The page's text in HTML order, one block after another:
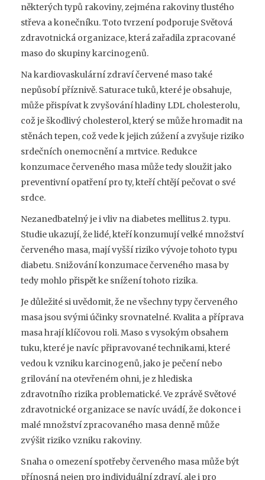
některých typů rakoviny, zejména rakoviny tlustého
střeva a konečníku. Toto tvrzení podporuje Světová
zdravotnická organizace, která zařadila zpracované
maso do skupiny karcinogenů.
Na kardiovaskulární zdraví červené maso také
nepůsobí příznivě. Saturace tuků, které je obsahuje,
může přispívat k zvyšování hladiny LDL cholesterolu,
což je škodlivý cholesterol, který se může hromadit na
stěnách tepen, což vede k jejich zúžení a zvyšuje riziko
srdečních onemocnění a mrtvice. Redukce
konzumace červeného masa může tedy sloužit jako
preventivní opatření pro ty, kteří chtějí pečovat o své
srdce.
Nezanedbatelný je i vliv na diabetes mellitus 2. typu.
Studie ukazují, že lidé, kteří konzumují velké množství
červeného masa, mají vyšší riziko vývoje tohoto typu
diabetu. Snižování konzumace červeného masa by
tedy mohlo přispět ke snížení tohoto rizika.
Je důležité si uvědomit, že ne všechny typy červeného
masa jsou svými účinky srovnatelné. Kvalita a příprava
masa hrají klíčovou roli. Maso s vysokým obsahem
tuku, které je navíc připravované technikami, které
vedou k vzniku karcinogenů, jako je pečení nebo
grilování na otevřeném ohni, je z hlediska
zdravotního rizika problematické. Ve zprávě Světové
zdravotnické organizace se navíc uvádí, že dokonce i
malé množství zpracovaného masa denně může
zvýšit riziko vzniku rakoviny.
Snaha o omezení spotřeby červeného masa může být
přínosná nejen pro individuální zdraví, ale i pro